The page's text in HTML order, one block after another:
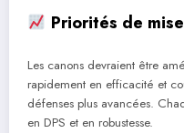
Priorités de
Les canons devraient être
rapidement en efficacité et
défenses plus avancées.
en DPS et en robustesse.